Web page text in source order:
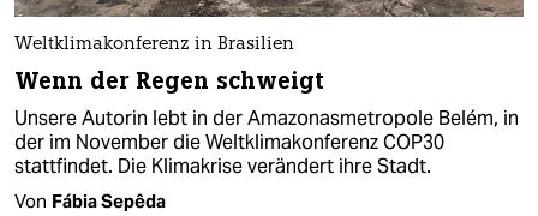
Weltklimakonferenz in Brasilien
Wenn der Regen schweigt
Unsere Autorin lebt in der Amazonasmetropole Belém, in
der im November die Weltklimakonferenz COP30
stattfindet. Die Klimakrise verändert ihre Stadt.
Von Fábia Sepêda